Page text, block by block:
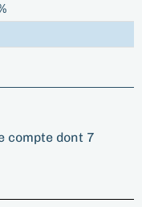
compte dont 7